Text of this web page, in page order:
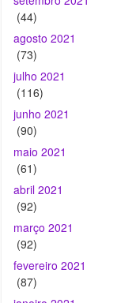
julho 2021
(116)
junho 2021
(90)
maio 2021
(61)
abril 2021
(92)
março 2021
(92)
fevereiro 2021
(87)
janeiro 2021
(81)
dezembro 2020
(88)